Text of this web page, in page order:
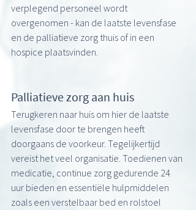
verplegend personeel wordt
overgenomen - kan de laatste levensfase
en de palliatieve zorg thuis of in een
hospice plaatsvinden.
Palliatieve zorg aan huis
Terugkeren naar huis om hier de laatste
levensfase door te brengen heeft
doorgaans de voorkeur. Tegelijkertijd
vereist het veel organisatie. Toedienen van
medicatie, continue zorg gedurende 24
uur bieden en essentiële hulpmiddelen
zoals een verstelbaar bed en rolstoel